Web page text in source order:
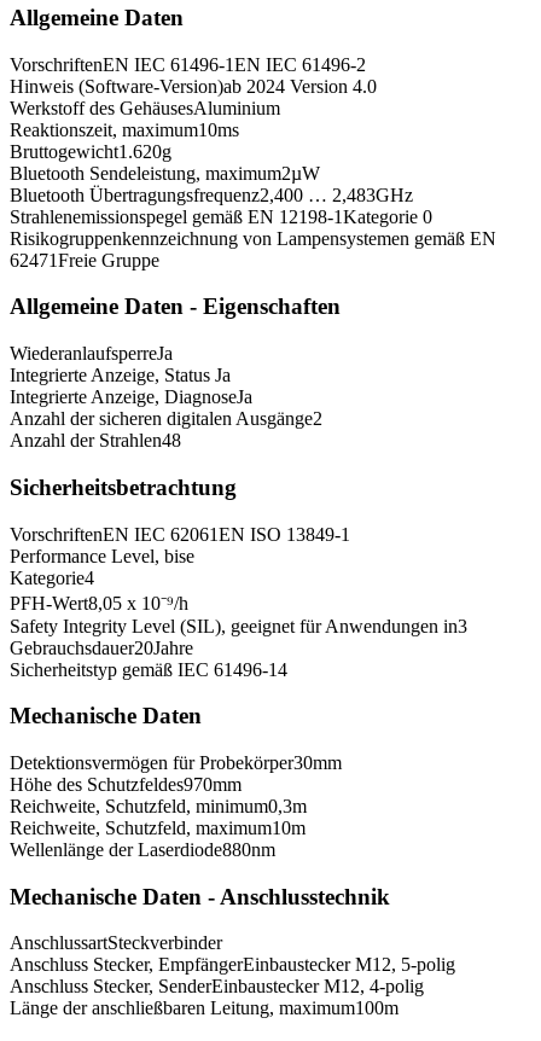
Allgemeine Daten
VorschriftenEN IEC 61496-1EN IEC 61496-2
Hinweis (Software-Version)ab 2024 Version 4.0
Werkstoff des GehäusesAluminium
Reaktionszeit, maximum10ms
Bruttogewicht1.620g
Bluetooth Sendeleistung, maximum2µW
Bluetooth Übertragungsfrequenz2,400 … 2,483GHz
Strahlenemissionspegel gemäß EN 12198-1Kategorie 0
Risikogruppenkennzeichnung von Lampensystemen gemäß EN
62471Freie Gruppe
Allgemeine Daten - Eigenschaften
WiederanlaufsperreJa
Integrierte Anzeige, Status Ja
Integrierte Anzeige, DiagnoseJa
Anzahl der sicheren digitalen Ausgänge2
Anzahl der Strahlen48
Sicherheitsbetrachtung
VorschriftenEN IEC 62061EN ISO 13849-1
Performance Level, bise
Kategorie4
PFH-Wert8,05 x 10⁻⁹/h
Safety Integrity Level (SIL), geeignet für Anwendungen in3
Gebrauchsdauer20Jahre
Sicherheitstyp gemäß IEC 61496-14
Mechanische Daten
Detektionsvermögen für Probekörper30mm
Höhe des Schutzfeldes970mm
Reichweite, Schutzfeld, minimum0,3m
Reichweite, Schutzfeld, maximum10m
Wellenlänge der Laserdiode880nm
Mechanische Daten - Anschlusstechnik
AnschlussartSteckverbinder
Anschluss Stecker, EmpfängerEinbaustecker M12, 5-polig
Anschluss Stecker, SenderEinbaustecker M12, 4-polig
Länge der anschließbaren Leitung, maximum100m